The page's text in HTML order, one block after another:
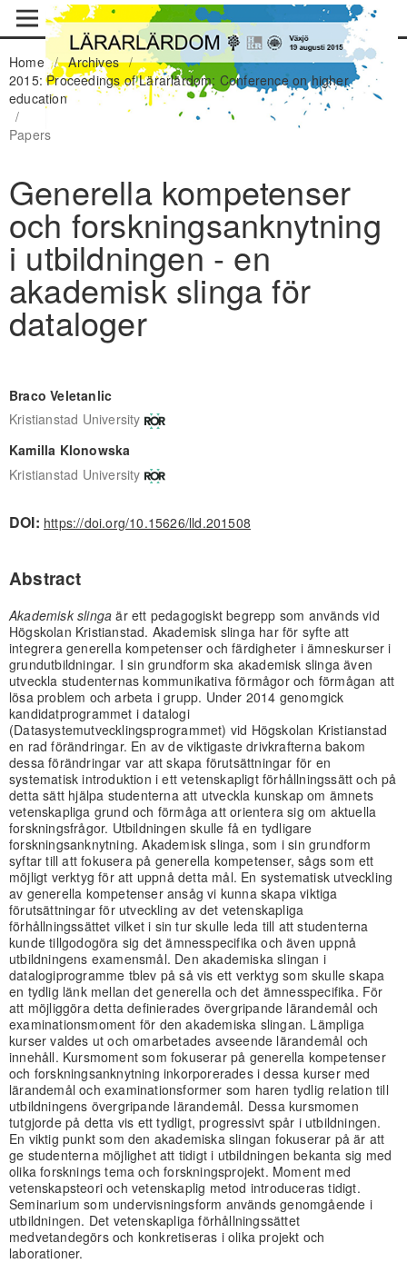
Home / Archives /
2015: Proceedings of Lärarlärdom: Conference on higher
education
/
Papers
Generella kompetenser
och forskningsanknytning
i utbildningen - en
akademisk slinga för
dataloger
Braco Veletanlic
Kristianstad University
Kamilla Klonowska
Kristianstad University
DOI: https://doi.org/10.15626/lld.201508
Abstract
Akademisk slingaär ett pedagogiskt begrepp som används vid
Högskolan Kristianstad. Akademisk slinga har för syfte att
integrera generella kompetenser och färdigheter i ämneskurser i
grundutbildningar. I sin grundform ska akademisk slinga även
utveckla studenternas kommunikativa förmågor och förmågan att
lösa problem och arbeta i grupp. Under 2014 genomgick
kandidatprogrammet i datalogi
(Datasystemutvecklingsprogrammet) vid Högskolan Kristianstad
en rad förändringar. En av de viktigaste drivkrafterna bakom
dessa förändringar var att skapa förutsättningar för en
systematisk introduktion i ett vetenskapligt förhållningssätt och på
detta sätt hjälpa studenterna att utveckla kunskap om ämnets
vetenskapliga grund och förmåga att orientera sig om aktuella
forskningsfrågor. Utbildningen skulle få en tydligare
forskningsanknytning. Akademisk slinga, som i sin grundform
syftar till att fokusera på generella kompetenser, sågs som ett
möjligt verktyg för att uppnå detta mål. En systematisk utveckling
av generella kompetenser ansåg vi kunna skapa viktiga
förutsättningar för utveckling av det vetenskapliga
förhållningssättet vilket i sin tur skulle leda till att studenterna
kunde tillgodogöra sig det ämnesspecifika och även uppnå
utbildningens examensmål. Den akademiska slingan i
datalogiprogramme tblev på så vis ett verktyg som skulle skapa
en tydlig länk mellan det generella och det ämnesspecifika. För
att möjliggöra detta definierades övergripande lärandemål och
examinationsmoment för den akademiska slingan. Lämpliga
kurser valdes ut och omarbetades avseende lärandemål och
innehåll. Kursmoment som fokuserar på generella kompetenser
och forskningsanknytning inkorporerades i dessa kurser med
lärandemål och examinationsformer som haren tydlig relation till
utbildningens övergripande lärandemål. Dessa kursmomen
tutgjorde på detta vis ett tydligt, progressivt spår i utbildningen.
En viktig punkt som den akademiska slingan fokuserar på är att
ge studenterna möjlighet att tidigt i utbildningen bekanta sig med
olika forsknings tema och forskningsprojekt. Moment med
vetenskapsteori och vetenskaplig metod introduceras tidigt.
Seminarium som undervisningsform används genomgående i
utbildningen. Det vetenskapliga förhållningssättet
medvetandegörs och konkretiseras i olika projekt och
laborationer.